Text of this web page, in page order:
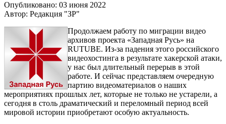
Опубликовано: 03 июня 2022
Автор: Редакция "ЗР"
Продолжаем работу по миграции видео
архивов проекта «Западная Русь» на
RUTUBE. Из-за падения этого российского
видеохостинга в результате хакерской атаки,
у нас был длительный перерыв в этой
работе. И сейчас представляем очередную
партию видеоматериалов о наших
мероприятиях прошлых лет, которые не только не устарели, а
сегодня в столь драматический и переломный период всей
мировой истории приобретают особую актуальность.